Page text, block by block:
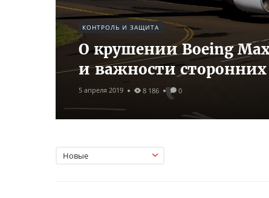
КОНТРОЛЬ И ЗАЩИТА
О крушении Boeing
и важности сторонних
5 апреля 2019 8 186 0
Новые